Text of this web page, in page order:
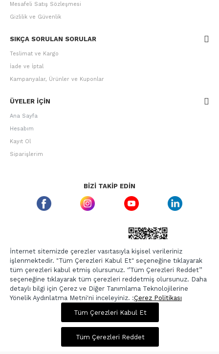
1.375,00 TL 5.499,00 TL
Sepette %20 İndirim
Mesafeli Satış Sözleşmesi
Gizlilik ve Güvenlik
SIKÇA SORULAN SORULAR
Teslimat ve Kargo
İade ve İptal
Kampanyalar, Ürünler ve Kuponlar
ÜYELER IÇIN
Ana Sayfa
Hesabım
Kayıt Ol
Siparişlerim
BIZI TAKIP EDIN
ETBIS GÜVEN DAMGASI
Copyright © 2026, Berr-In.com, Tüm Hakları Saklıdır.
Tüm Çerezleri Kabul Et
İnternet sitemizde çerezler vasıtasıyla kişisel verileriniz
işlenmektedir. "Tüm Çerezleri Kabul Et" seçeneğine tıklayarak
tüm çerezleri kabul etmiş olursunuz. ‘’Tüm Çerezleri Reddet’’
seçeneğine tıklayarak tüm çerezleri reddetmiş olursunuz. Daha
detaylı bilgi için Çerez ve Diğer Tanımlama Teknolojilerine
Yönelik Aydınlatma Metni'ni inceleyiniz. :Çerez Politikası
Tüm Çerezleri Reddet